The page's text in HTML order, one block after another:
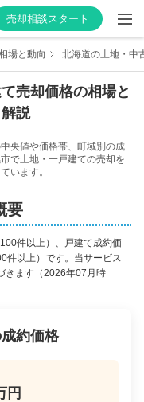
売却相談スタート
場と動向 北海道の土地・中
売却価格の相場と
説
央値や価格帯、町域別の成
で土地・一戸建ての売却を
います。
要
件以上）、戸建て成約価
以上） です。当サービス
きます （2026年07月時
約価格
円